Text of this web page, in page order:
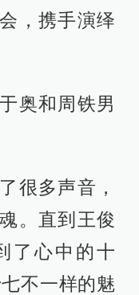
，携手演绎
奥和周铁男
很多声音，
。直到王俊
了心中的十
不一样的魅